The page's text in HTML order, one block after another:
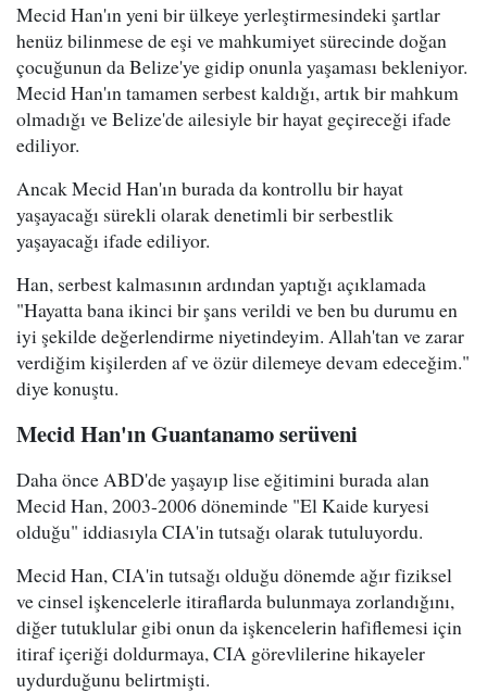
Mecid Han'ın yeni bir ülkeye yerleştirmesindeki şartlar
henüz bilinmese de eşi ve mahkumiyet sürecinde doğan
çocuğunun da Belize'ye gidip onunla yaşaması bekleniyor.
Mecid Han'ın tamamen serbest kaldığı, artık bir mahkum
olmadığı ve Belize'de ailesiyle bir hayat geçireceği ifade
ediliyor.
Ancak Mecid Han'ın burada da kontrollu bir hayat
yaşayacağı sürekli olarak denetimli bir serbestlik
yaşayacağı ifade ediliyor.
Han, serbest kalmasının ardından yaptığı açıklamada
"Hayatta bana ikinci bir şans verildi ve ben bu durumu en
iyi şekilde değerlendirme niyetindeyim. Allah'tan ve zarar
verdiğim kişilerden af ve özür dilemeye devam edeceğim."
diye konuştu.
Mecid Han'ın Guantanamo serüveni
Daha önce ABD'de yaşayıp lise eğitimini burada alan
Mecid Han, 2003-2006 döneminde "El Kaide kuryesi
olduğu" iddiasıyla CIA'in tutsağı olarak tutuluyordu.
Mecid Han, CIA'in tutsağı olduğu dönemde ağır fiziksel
ve cinsel işkencelerle itiraflarda bulunmaya zorlandığını,
diğer tutuklular gibi onun da işkencelerin hafiflemesi için
itiraf içeriği doldurmaya, CIA görevlilerine hikayeler
uydurduğunu belirtmişti.